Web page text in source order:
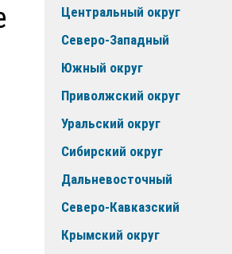
Центральный округ
Северо-Западный
Южный округ
Приволжский округ
Уральский округ
Сибирский округ
Дальневосточный
Северо-Кавказский
Крымский округ